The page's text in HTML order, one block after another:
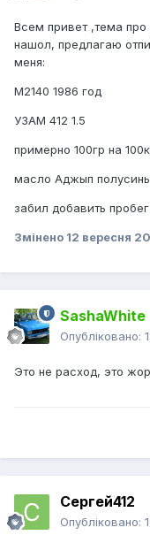
Всем привет ,тема
нашол, предлагаю
меня:
М2140 1986 год
УЗАМ 412 1.5
примерно 100гр на
масло Аджып полусинь
забил добавить
Змінено 12 вересня
SashaWhite
Опубліковано:
Это не расход, это
Сергей412
Опубліковано: